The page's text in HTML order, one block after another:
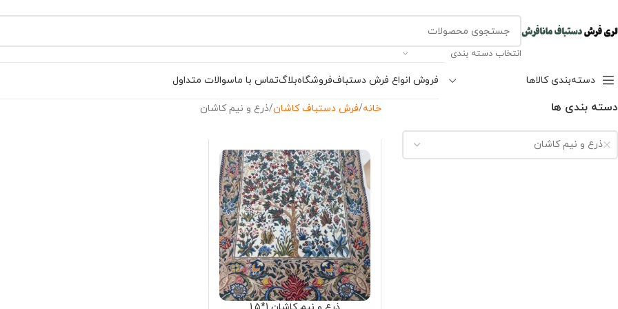
انتخاب دسته بندی
دسته‌بندی کالاها فروش انواع فرش دستباففروشگاهبلاگتماس با ماسوالات متداول
دسته بندی ها
ذرع و نیم کاشان
خانه فرش دستباف کاشان ذرع و نیم کاشان